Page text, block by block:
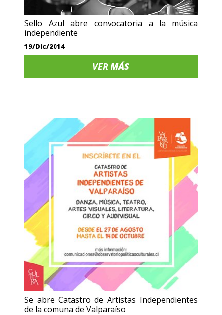
Sello Azul abre convocatoria a la música
independiente
19/Dic/2014
VERMÁS
Se abre Catastro de Artistas Independientes
de la comuna de Valparaíso